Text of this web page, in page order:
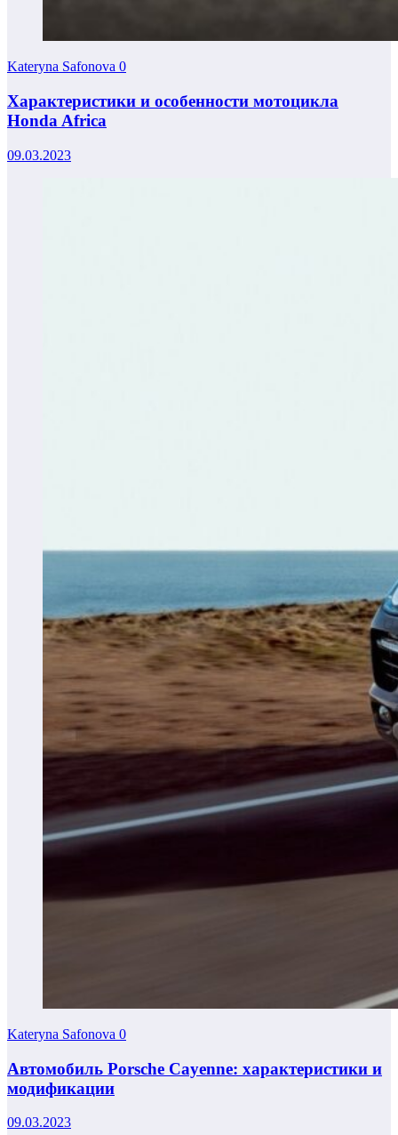
Kateryna Safonova 0
Характеристики и особенности мотоцикла
Honda Africa
09.03.2023
Kateryna Safonova 0
Автомобиль Porsche Cayenne: характеристики и
модификации
09.03.2023